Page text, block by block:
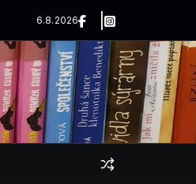
6.8.2026